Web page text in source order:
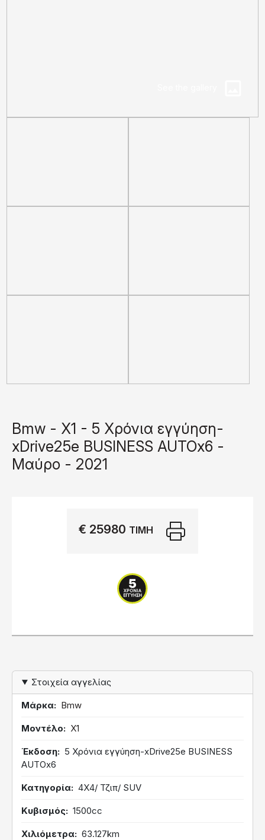
Bmw - X1 - 5 Χρόνια εγγύηση-
xDrive25e BUSINESS AUTOx6 -
Μαύρο - 2021
€ 25980 ΤΙΜΉ Εκτύπωση
Στοιχεία αγγελίας
Μάρκα Bmw
Μοντέλο X1
Έκδοση
5 Χρόνια εγγύηση-xDrive25e BUSINESS
AUTOx6
Κατηγορία 4Χ4/ Τζιπ/ SUV
Κυβισμός 1500cc
Χιλιόμετρα 63.127km